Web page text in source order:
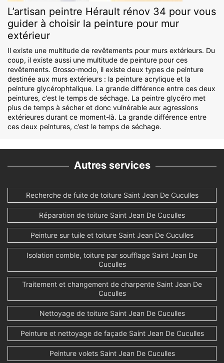
L’artisan peintre Hérault rénov 34 pour vous
guider à choisir la peinture pour mur
extérieur
Il existe une multitude de revêtements pour murs extérieurs. Du
coup, il existe aussi une multitude de peinture pour ces
revêtements. Grosso-modo, il existe deux types de peinture
destinée aux murs extérieurs : la peinture acrylique et la
peinture glycérophtalique. La grande différence entre ces deux
peintures, c’est le temps de séchage. La peintre glycéro met
plus de temps à sécher et donc vulnérable aux agressions
extérieures durant ce moment-là. La grande différence entre
ces deux peintures, c’est le temps de séchage.
Autres services
Recherche de fuite de toiture Saint Jean De Cuculles
Réparation de toiture Saint Jean De Cuculles
Peinture sur tuile et toiture Saint Jean De Cuculles
Isolation comble, toiture par soufflage Saint Jean De
Cuculles
Traitement et changement de charpente Saint Jean De
Cuculles
Nettoyage de toiture Saint Jean De Cuculles
Peinture et nettoyage de façade Saint Jean De Cuculles
Peinture volets Saint Jean De Cuculles